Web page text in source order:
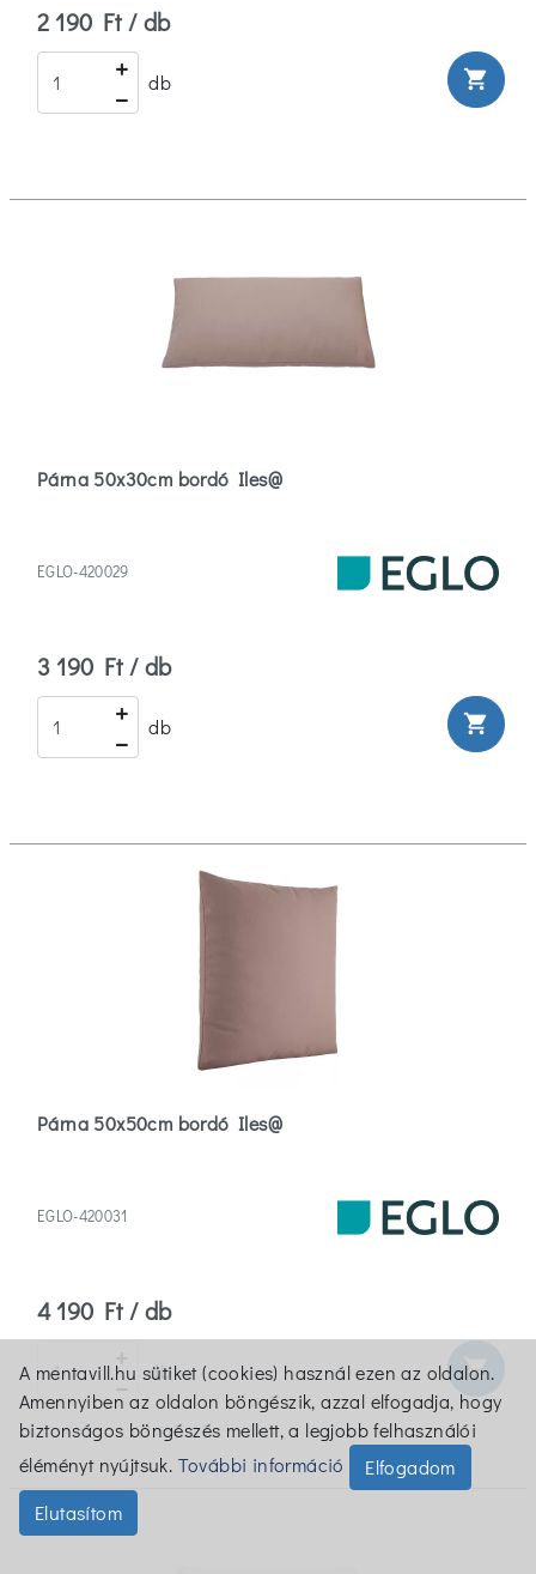
2 190 Ft / db
db shopping_cart
Párna 50x30cm bordó Iles@
EGLO-420029
3 190 Ft / db
db shopping_cart
Párna 50x50cm bordó Iles@
EGLO-420031
4 190 Ft / db
db shopping_cart
A mentavill.hu sütiket (cookies) használ ezen az oldalon.
Amennyiben az oldalon böngészik, azzal elfogadja, hogy
biztonságos böngészés mellett, a legjobb felhasználói
éléményt nyújtsuk. További információ
Elfogadom
Elutasítom